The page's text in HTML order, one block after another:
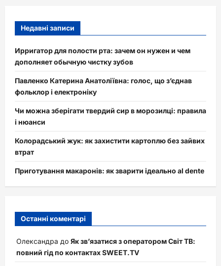
Недавні записи
Ирригатор для полости рта: зачем он нужен и чем
дополняет обычную чистку зубов
Павленко Катерина Анатоліївна: голос, що з’єднав
фольклор і електроніку
Чи можна зберігати твердий сир в морозилці: правила
і нюанси
Колорадський жук: як захистити картоплю без зайвих
втрат
Приготування макаронів: як зварити ідеально al dente
Останні коментарі
Олександра до Як зв’язатися з оператором Світ ТВ:
повний гід по контактах SWEET.TV